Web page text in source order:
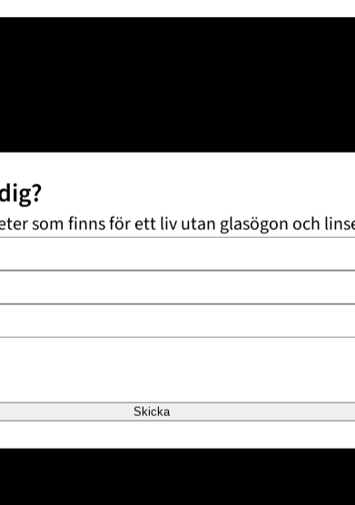
som finns för ett liv utan glasögon och
Skicka